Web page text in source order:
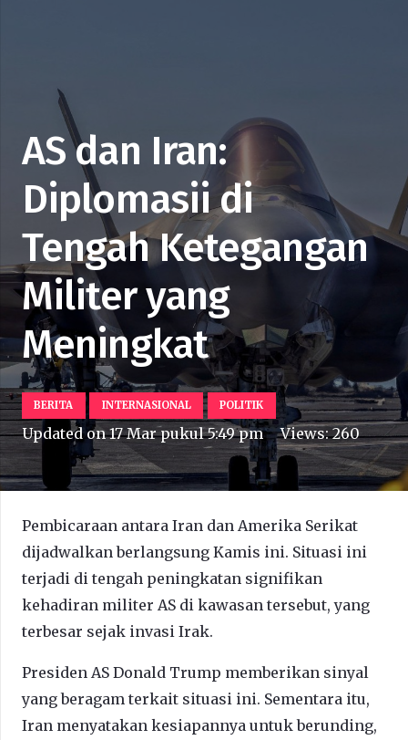
AS dan Iran:
Diplomasii di
Tengah Ketegangan
Militer yang
Meningkat
BERITA INTERNASIONAL POLITIK
Updated on17 Mar pukul 5:49 pm Views:260
Pembicaraan antara Iran dan Amerika Serikat
dijadwalkan berlangsung Kamis ini. Situasi ini
terjadi di tengah peningkatan signifikan
kehadiran militer AS di kawasan tersebut, yang
terbesar sejak invasi Irak.
Presiden AS Donald Trump memberikan sinyal
yang beragam terkait situasi ini. Sementara itu,
Iran menyatakan kesiapannya untuk berunding,